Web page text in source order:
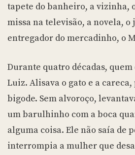
tapete do banheiro, a vizinha,
missa na televisão, a novela,
entregador do mercadinho, o
Durante quatro décadas,
Luiz. Alisava o gato e a careca,
bigode. Sem alvoroço,
um barulhinho com a boca
alguma coisa. Ele não saía de
interrompia a mulher que